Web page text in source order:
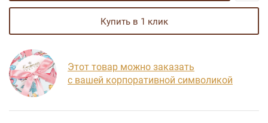
купить в 1 клик
Этот товар можно заказать
с вашей корпоративной символикой